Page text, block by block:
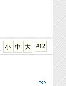
#12
大
中
小